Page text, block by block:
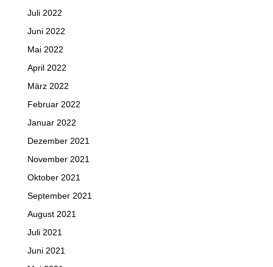
Juli 2022
Juni 2022
Mai 2022
April 2022
März 2022
Februar 2022
Januar 2022
Dezember 2021
November 2021
Oktober 2021
September 2021
August 2021
Juli 2021
Juni 2021